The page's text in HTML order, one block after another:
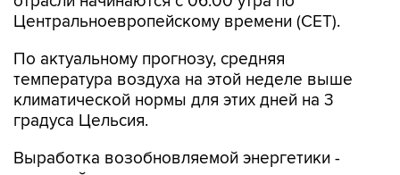
Центральноевропейскому времени (CET).
По актуальному прогнозу, средняя
температура воздуха на этой неделе выше
климатической нормы для этих дней на 3
градуса Цельсия.
Выработка возобновляемой энергетики -